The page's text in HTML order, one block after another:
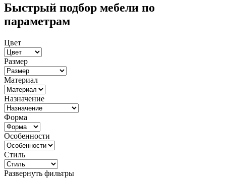
Быстрый подбор мебели по
параметрам
Цвет
Размер
Материал
Назначение
Форма
Особенности
Стиль
Развернуть фильтры